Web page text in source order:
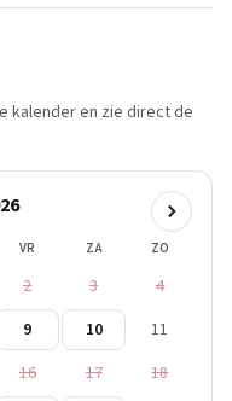
kalender en zie direct de
VR ZA ZO
2 3
4
9 10
11
16 17
18